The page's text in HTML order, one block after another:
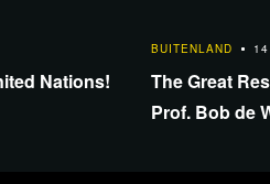
Taylor waarschuwt voor
Nations!
BUITENLAND
The Great
Prof. Bob de